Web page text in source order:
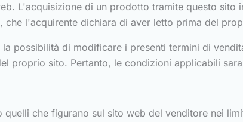
L'acquisizione di un prodotto tramite questo
che l'acquirente dichiara di aver letto prima del
possibilità di modificare i presenti termini di
proprio sito. Pertanto, le condizioni applicabili
quelli che figurano sul sito web del venditore nei